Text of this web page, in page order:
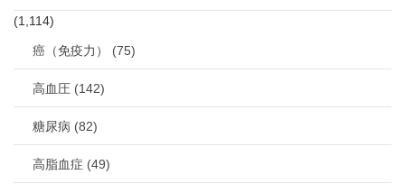
(1,114)
癌（免疫力） (75)
高血圧 (142)
糖尿病 (82)
高脂血症 (49)